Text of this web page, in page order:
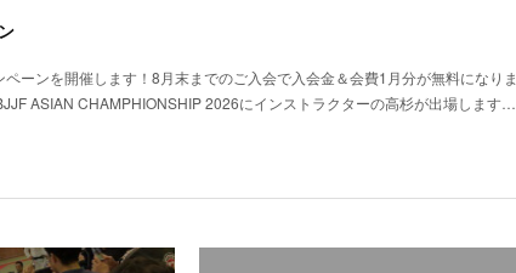
ーンを開催します！8月末までのご入会で入会金＆会費1月分が無料になりま
ASIAN CHAMPHIONSHIP 2026にインストラクターの高杉が出場します…